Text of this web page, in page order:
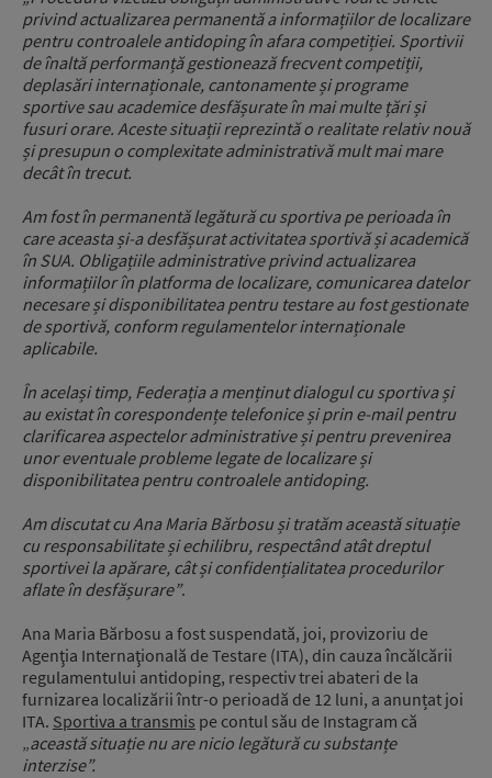
privind actualizarea permanentă a informațiilor de localizare
pentru controalele antidoping în afara competiției. Sportivii
de înaltă performanță gestionează frecvent competiții,
deplasări internaționale, cantonamente și programe
sportive sau academice desfășurate în mai multe țări și
fusuri orare. Aceste situații reprezintă o realitate relativ nouă
și presupun o complexitate administrativă mult mai mare
decât în trecut.
Am fost în permanentă legătură cu sportiva pe perioada în
care aceasta și-a desfășurat activitatea sportivă și academică
în SUA. Obligațiile administrative privind actualizarea
informațiilor în platforma de localizare, comunicarea datelor
necesare și disponibilitatea pentru testare au fost gestionate
de sportivă, conform regulamentelor internaționale
aplicabile.
În același timp, Federația a menținut dialogul cu sportiva și
au existat în corespondențe telefonice și prin e-mail pentru
clarificarea aspectelor administrative și pentru prevenirea
unor eventuale probleme legate de localizare și
disponibilitatea pentru controalele antidoping.
Am discutat cu Ana Maria Bărbosu și tratăm această situație
cu responsabilitate și echilibru, respectând atât dreptul
sportivei la apărare, cât și confidențialitatea procedurilor
aflate în desfășurare”.
Ana Maria Bărbosu a fost suspendată, joi, provizoriu de
Agenţia Internaţională de Testare (ITA), din cauza încălcării
regulamentului antidoping, respectiv trei abateri de la
furnizarea localizării într-o perioadă de 12 luni, a anunțat joi
ITA. Sportiva a transmis pe contul său de Instagram că
„această situație nu are nicio legătură cu substanțe
interzise”.